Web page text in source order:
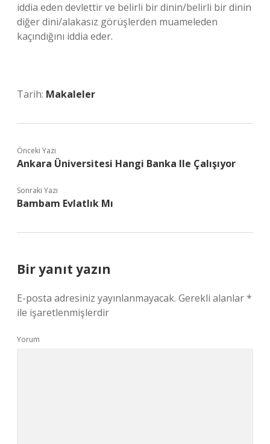
iddia eden devlettir ve belirli bir dinin/belirli bir dinin
diğer dini/alakasız görüşlerden muameleden
kaçındığını iddia eder.
Tarih: Makaleler
Önceki Yazı
Ankara Üniversitesi Hangi Banka Ile Çalışıyor
Sonraki Yazı
Bambam Evlatlık Mı
Bir yanıt yazın
E-posta adresiniz yayınlanmayacak. Gerekli alanlar*
ile işaretlenmişlerdir
Yorum